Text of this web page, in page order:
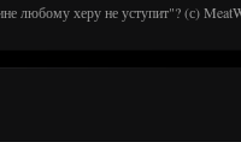
любому херу не уступит"? (с)